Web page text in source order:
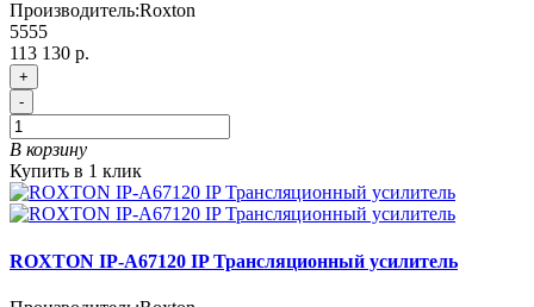
Производитель:Roxton
5555
113 130 р.
+
-
В корзину
Купить в 1 клик
ROXTON IP-A67120 IP Трансляционный усилитель